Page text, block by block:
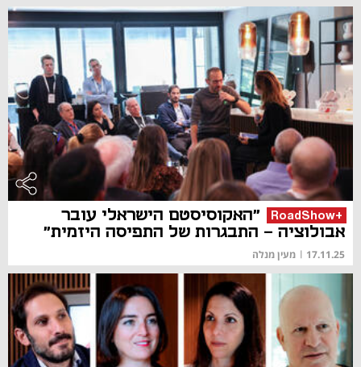
+RoadShow
"האקוסיסטם הישראלי עובר
אבולוציה - התבגרות של התפיסה היזמית"
17.11.25
| מעין מנלה